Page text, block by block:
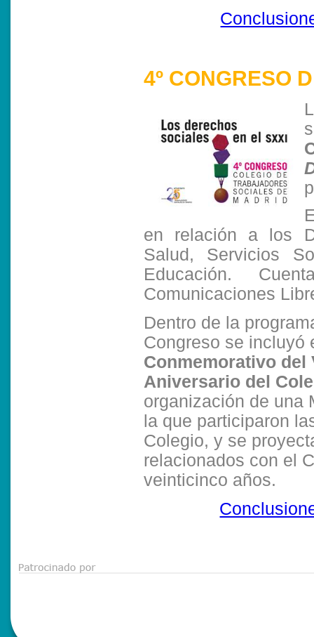
4º CONGRESO
en relación a los
Salud, Servicios
Educación.
Comunicaciones
Dentro de la
Congreso se incluyó
Conmemorativo del
Aniversario del
organización de una
la que participaron
Colegio, y se
relacionados con el
veinticinco años.